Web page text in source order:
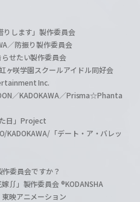
します」製作委員会
／防振り製作委員会
せたい製作委員会
咲学園スクールアイドル同好会
Inc.
／KADOKAWA／Prisma☆Phanta
日」Project
KADOKAWA/「デート・ア・バレッ
委員会ですか？
∬」製作委員会 ®KODANSHA
映アニメーション